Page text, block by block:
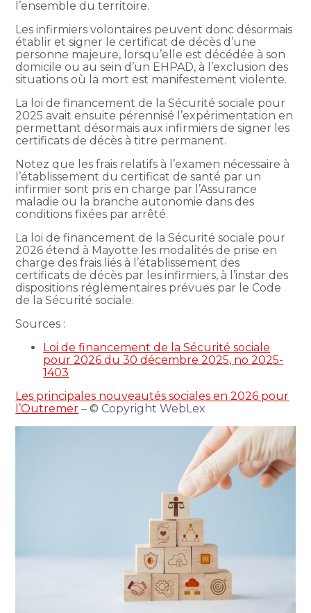
l’ensemble du territoire.
Les infirmiers volontaires peuvent donc désormais
établir et signer le certificat de décès d’une
personne majeure, lorsqu’elle est décédée à son
domicile ou au sein d’un EHPAD, à l’exclusion des
situations où la mort est manifestement violente.
La loi de financement de la Sécurité sociale pour
2025 avait ensuite pérennisé l’expérimentation en
permettant désormais aux infirmiers de signer les
certificats de décès à titre permanent.
Notez que les frais relatifs à l’examen nécessaire à
l’établissement du certificat de santé par un
infirmier sont pris en charge par l’Assurance
maladie ou la branche autonomie dans des
conditions fixées par arrêté.
La loi de financement de la Sécurité sociale pour
2026 étend à Mayotte les modalités de prise en
charge des frais liés à l’établissement des
certificats de décès par les infirmiers, à l’instar des
dispositions réglementaires prévues par le Code
de la Sécurité sociale.
Sources :
Loi de financement de la Sécurité sociale
pour 2026 du 30 décembre 2025, no 2025-
1403
Les principales nouveautés sociales en 2026 pour
l’Outremer – © Copyright WebLex